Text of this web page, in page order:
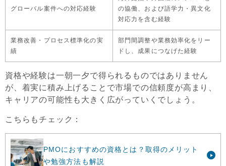
グローバル案件への対応経験
の協働、および語学力・異文化
対応力を含む経験
業務改善・プロセス標準化の実
績
部門間調整や業務効率化をリー
ドし、成果につなげた経験
資格や経験は一朝一夕で得られるものではありません
が、着実に積み上げることで市場での信頼度が高まり、
キャリアの可能性も大きく広がっていくでしょう。
こちらもチェック：
PMOにおすすめの資格とは？取得のメリット
や勉強方法も解説